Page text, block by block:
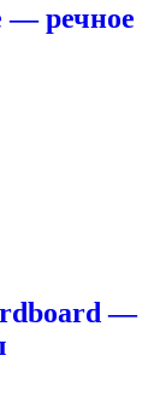
— речное
—